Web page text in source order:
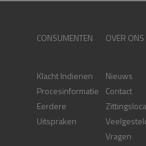
CONSUMENTEN
Klacht Indienen
Procesinformatie
Eerdere
Uitspraken
OVER ONS
Nieuws
Contact
Vragen